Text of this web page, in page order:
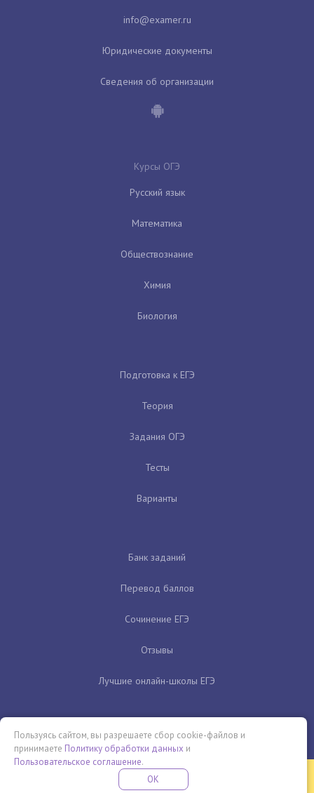
Юридические документы
Сведения об организации
Курсы ОГЭ
Русский язык
Математика
Обществознание
Химия
Биология
Подготовка к ЕГЭ
Теория
Задания ОГЭ
Тесты
Варианты
Банк заданий
Перевод баллов
Сочинение ЕГЭ
Отзывы
Лучшие онлайн-школы ЕГЭ
Бесплатная летняя школа
ПРОВЕДИ ЭТО ЛЕТО С ПОЛЬЗОЙ
Пользуясь сайтом, вы разрешаете сбор cookie-файлов и
принимаете Политику обработки данных и
Пользовательское соглашение.
OK